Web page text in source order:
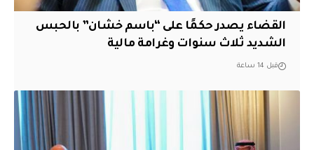
القضاء يصدر حكمًا على “باسم خشان” بالحبس
الشديد ثلاث سنوات وغرامة مالية
قبل 14 ساعة